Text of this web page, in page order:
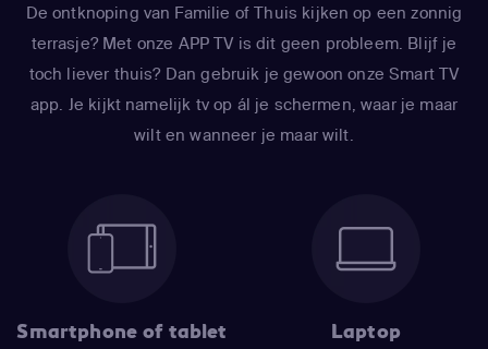
De ontknoping van Familie of Thuis kijken op een zonnig
terrasje? Met onze APP TV is dit geen probleem. Blijf je
toch liever thuis? Dan gebruik je gewoon onze Smart TV
app. Je kijkt namelijk tv op ál je schermen, waar je maar
wilt en wanneer je maar wilt.
Smartphone of tablet Laptop